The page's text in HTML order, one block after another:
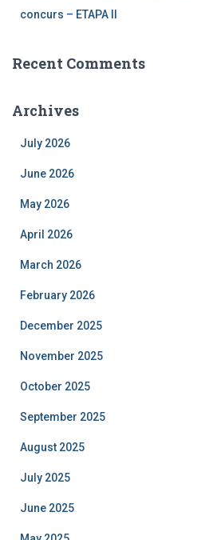
concurs – ETAPA II
Recent Comments
Archives
July 2026
June 2026
May 2026
April 2026
March 2026
February 2026
December 2025
November 2025
October 2025
September 2025
August 2025
July 2025
June 2025